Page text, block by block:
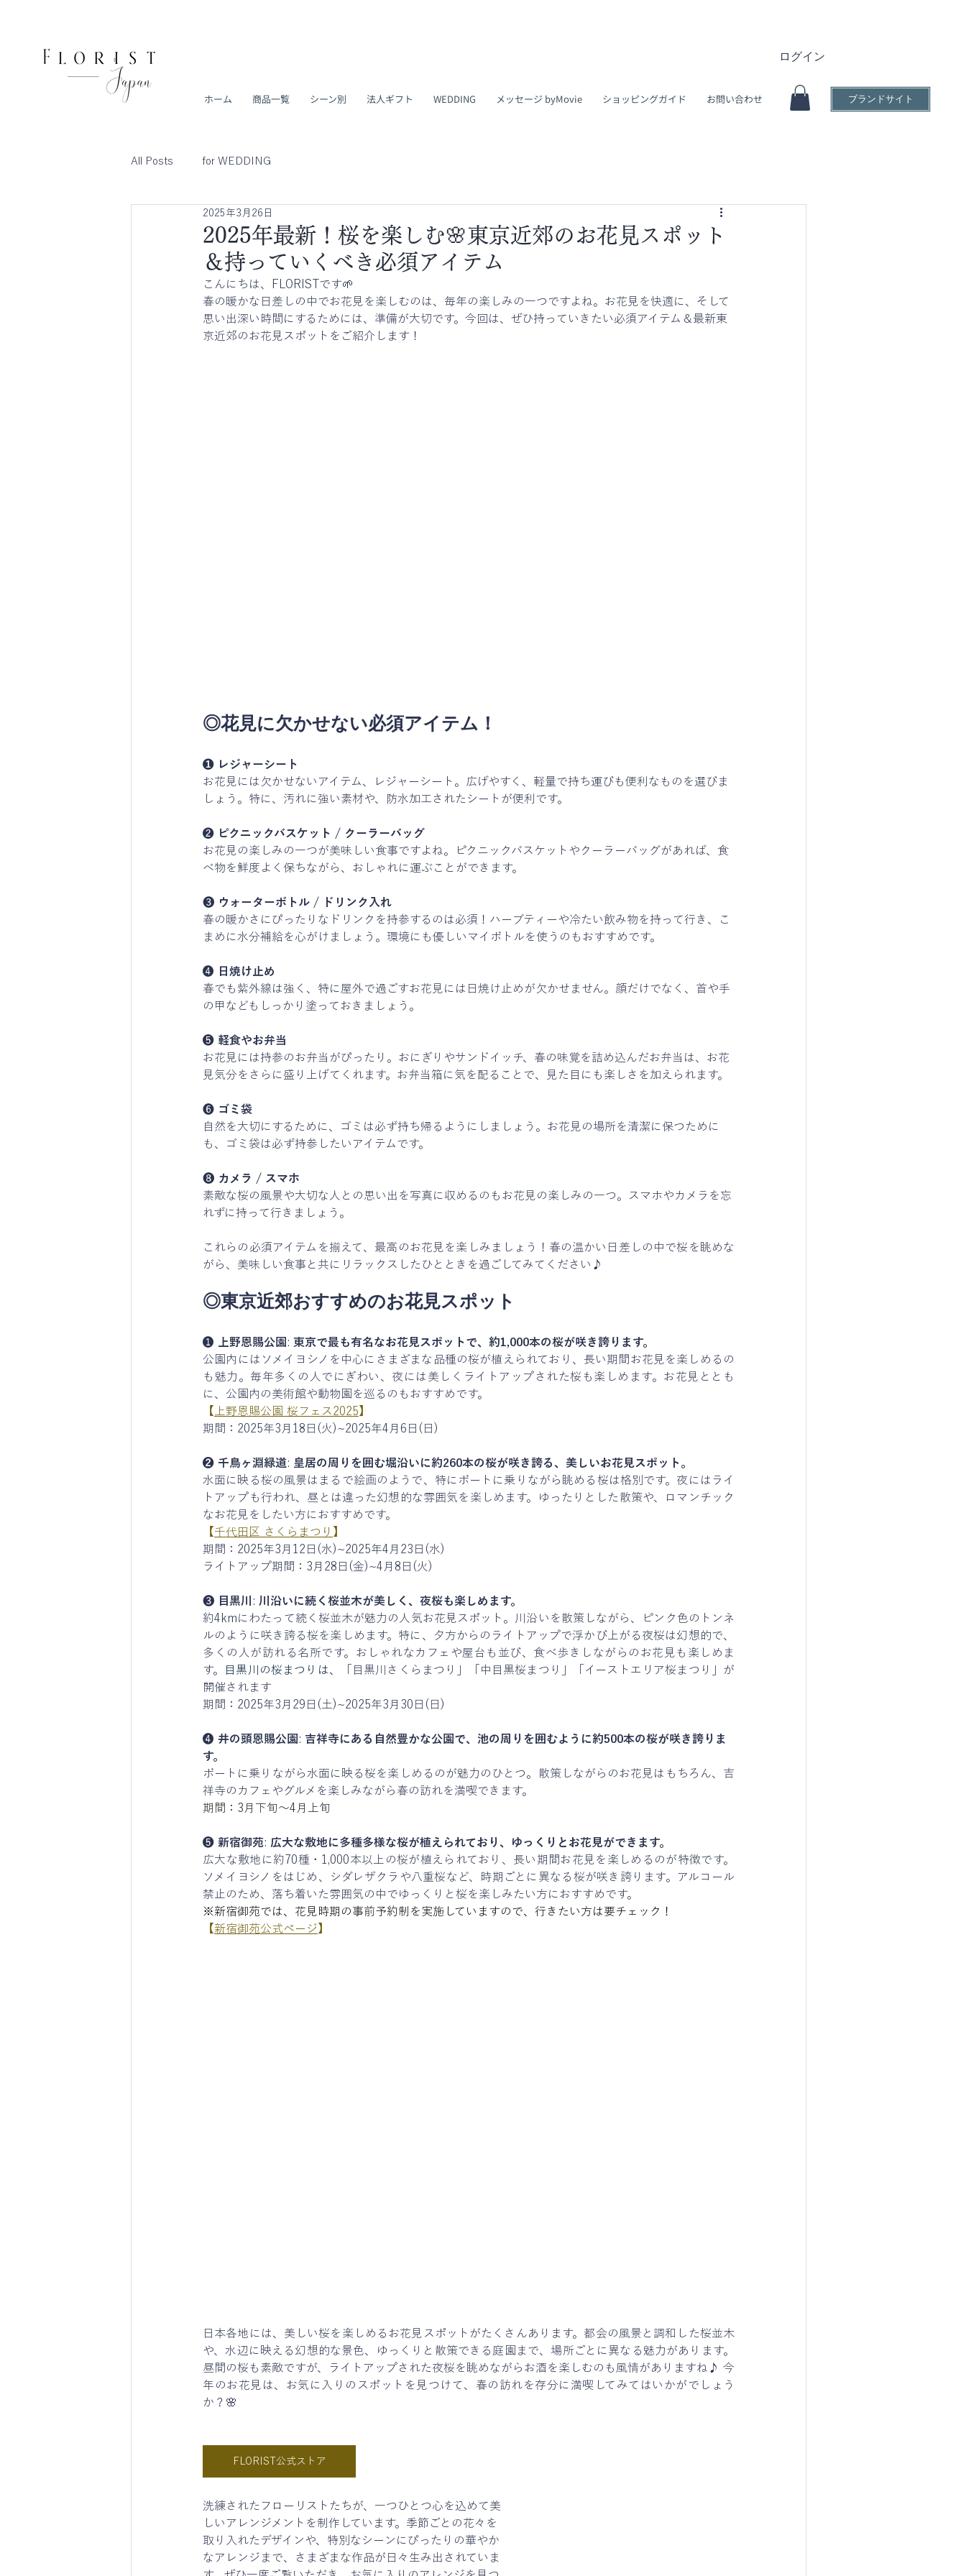
ログイン
ホーム 商品一覧 シーン別 法人ギフト WEDDING メッセージ byMovie ショッピングガイド お問い合わせ ブランドサイト
All Posts for WEDDING
2025年最新！桜を楽しむ🌸東京近郊のお花見スポット
＆持っていくべき必須アイテム
2025年3月26日
こんにちは、FLORISTです🌱
春の暖かな日差しの中でお花見を楽しむのは、毎年の楽しみの一つですよね。お花見を快適に、そして
思い出深い時間にするためには、準備が大切です。今回は、ぜひ持っていきたい必須アイテム＆最新東
京近郊のお花見スポットをご紹介します！
◎花見に欠かせない必須アイテム！
❶ レジャーシート
お花見には欠かせないアイテム、レジャーシート。広げやすく、軽量で持ち運びも便利なものを選びま
しょう。特に、汚れに強い素材や、防水加工されたシートが便利です。
❷ ピクニックバスケット / クーラーバッグ
お花見の楽しみの一つが美味しい食事ですよね。ピクニックバスケットやクーラーバッグがあれば、食
べ物を鮮度よく保ちながら、おしゃれに運ぶことができます。
❸ ウォーターボトル / ドリンク入れ
春の暖かさにぴったりなドリンクを持参するのは必須！ハーブティーや冷たい飲み物を持って行き、こ
まめに水分補給を心がけましょう。環境にも優しいマイボトルを使うのもおすすめです。
❹
日焼け止め
春でも紫外線は強く、特に屋外で過ごすお花見には日焼け止めが欠かせません。顔だけでなく、首や手
の甲などもしっかり塗っておきましょう。
❺ 軽食やお弁当
お花見には持参のお弁当がぴったり。おにぎりやサンドイッチ、春の味覚を詰め込んだお弁当は、お花
見気分をさらに盛り上げてくれます。お弁当箱に気を配ることで、見た目にも楽しさを加えられます。
❻ ゴミ袋
自然を大切にするために、ゴミは必ず持ち帰るようにしましょう。お花見の場所を清潔に保つために
も、ゴミ袋は必ず持参したいアイテムです。
❽ カメラ / スマホ
素敵な桜の風景や大切な人との思い出を写真に収めるのもお花見の楽しみの一つ。スマホやカメラを忘
れずに持って行きましょう。
これらの必須アイテムを揃えて、最高のお花見を楽しみましょう！春の温かい日差しの中で桜を眺めな
がら、美味しい食事と共にリラックスしたひとときを過ごしてみてください♪
◎東京近郊おすすめのお花見スポット
❶ 上野恩賜公園: 東京で最も有名なお花見スポットで、約1,000本の桜が咲き誇ります。
公園内にはソメイヨシノを中心にさまざまな品種の桜が植えられており、長い期間お花見を楽しめるの
も魅力。毎年多くの人でにぎわい、夜には美しくライトアップされた桜も楽しめます。お花見ととも
に、公園内の美術館や動物園を巡るのもおすすめです。
【 上野恩賜公園 桜フェス2025】
期間：2025年3月18日(火)~2025年4月6日(日)
❷ 千鳥ヶ淵緑道: 皇居の周りを囲む堀沿いに約260本の桜が咲き誇る、美しいお花見スポット。
水面に映る桜の風景はまるで絵画のようで、特にボートに乗りながら眺める桜は格別です。夜にはライ
トアップも行われ、昼とは違った幻想的な雰囲気を楽しめます。ゆったりとした散策や、ロマンチック
なお花見をしたい方におすすめです。
【千代田区 さくらまつり 】
期間：2025年3月12日(水)~2025年4月23日(水)
ライトアップ期間：3月28日(金)~4月8日(火)
❸ 目黒川 : 川沿いに続く桜並木が美しく、夜桜も楽しめます。
約4kmにわたって続く桜並木が魅力の人気お花見スポット。川沿いを散策しながら、ピンク色のトンネ
ルのように咲き誇る桜を楽しめます。特に、夕方からのライトアップで浮かび上がる夜桜は幻想的で、
多くの人が訪れる名所です。おしゃれなカフェや屋台も並び、食べ歩きしながらのお花見も楽しめま
す。
目黒川の桜まつりは、
「目黒川さくらまつり」「中目黒桜まつり」「イーストエリア桜まつり」が
開催されます
期間：2025年3月29日(土)~2025年3月30日(日)
❹ 井の頭恩賜公園: 吉祥寺にある自然豊かな公園で、池の周りを囲むように約500本の桜が咲き誇りま
す。
ボートに乗りながら水面に映る桜を楽しめるのが魅力のひとつ。散策しながらのお花見はもちろん、吉
祥寺のカフェやグルメを楽しみながら春の訪れを満喫できます。
期間：3月下旬～4月上旬
❺ 新宿御苑: 広大な敷地に多種多様な桜が植えられており、ゆっくりとお花見ができます。
広大な敷地に約70種・1,000本以上の桜が植えられており、長い期間お花見を楽しめるのが特徴です。
ソメイヨシノをはじめ、シダレザクラや八重桜など、時期ごとに異なる桜が咲き誇ります。アルコール
禁止のため、落ち着いた雰囲気の中でゆっくりと桜を楽しみたい方におすすめです。
※新宿御苑では、花見時期の事前予約制を実施していますので、行きたい方は要チェック！
【新宿御苑公式ページ】
日本各地には、美しい桜を楽しめるお花見スポットがたくさんあります。都会の風景と調和した桜並木
や、水辺に映える幻想的な景色、ゆっくりと散策できる庭園まで、場所ごとに異なる魅力があります。
昼間の桜も素敵ですが、ライトアップされた夜桜を眺めながらお酒を楽しむのも風情がありますね♪ 今
年のお花見は、お気に入りのスポットを見つけて、春の訪れを存分に満喫してみてはいかがでしょう
か？🌸
FLORIST公式ストア
洗練されたフローリストたちが、一つひとつ心を込めて美
しいアレンジメントを制作しています。季節ごとの花々を
取り入れたデザインや、特別なシーンにぴったりの華やか
なアレンジまで、さまざまな作品が日々生み出されていま